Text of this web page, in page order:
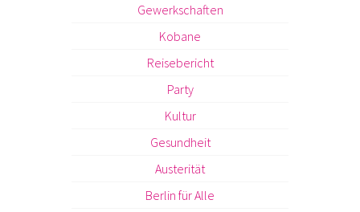
Gewerkschaften
Kobane
Reisebericht
Party
Kultur
Gesundheit
Austerität
Berlin für Alle